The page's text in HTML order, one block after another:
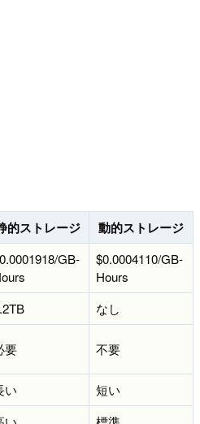
的ストレージ 動的ストレージ
GB-
$0.0004110/GB-
Hours
なし
要 不要
い
短い